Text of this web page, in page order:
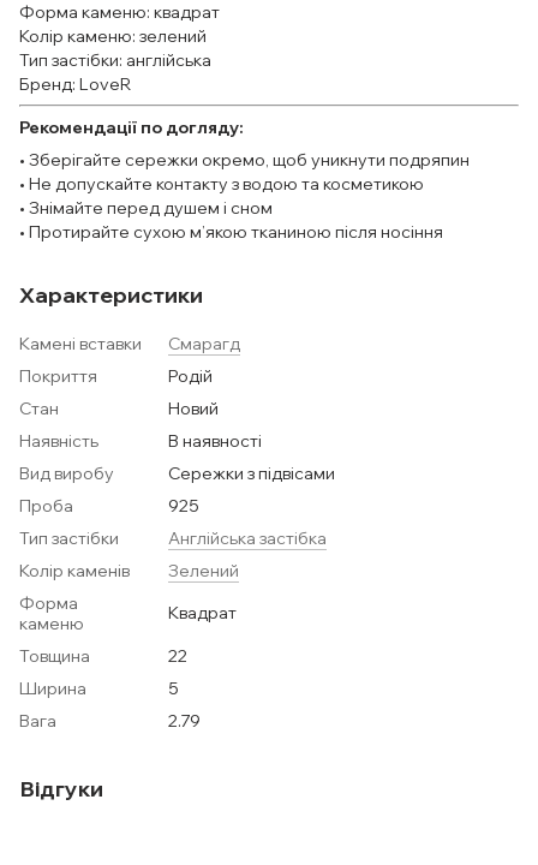
Форма каменю: квадрат
Колір каменю: зелений
Тип застібки: англійська
Бренд: LoveR
Рекомендації по догляду:
• Зберігайте сережки окремо, щоб уникнути подряпин
• Не допускайте контакту з водою та косметикою
• Знімайте перед душем і сном
• Протирайте сухою м’якою тканиною після носіння
Характеристики
Камені вставки
Смарагд
Покриття
Родій
Стан
Новий
Наявність
В наявності
Вид виробу
Сережки з підвісами
Проба
925
Тип застібки
Англійська застібка
Колір каменів
Зелений
Форма
каменю
Квадрат
Товщина
22
Ширина
5
Вага
2.79
Відгуки